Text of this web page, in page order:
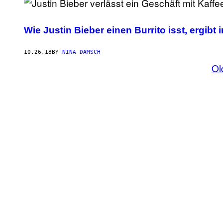
Wie Justin Bieber einen Burrito isst, ergibt
10.26.18 BY NINA DAMSCH